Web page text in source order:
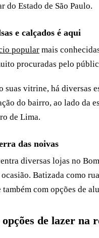
Estado de São Paulo.
e calçados é aqui
popular mais
procuradas pelo
suas vitrine, há diversas
do bairro, ao lado da
de Lima.
das noivas
diversas lojas no
Batizada como
com opções de
de lazer na